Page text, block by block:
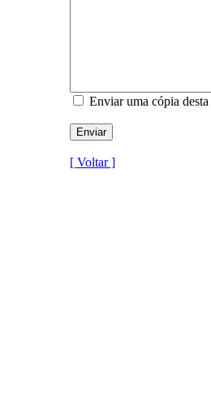
Enviar uma cópia
[ Voltar ]